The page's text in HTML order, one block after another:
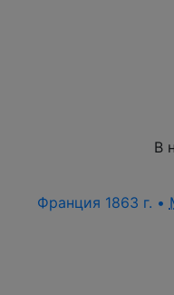
В
Франция 1863 г. •